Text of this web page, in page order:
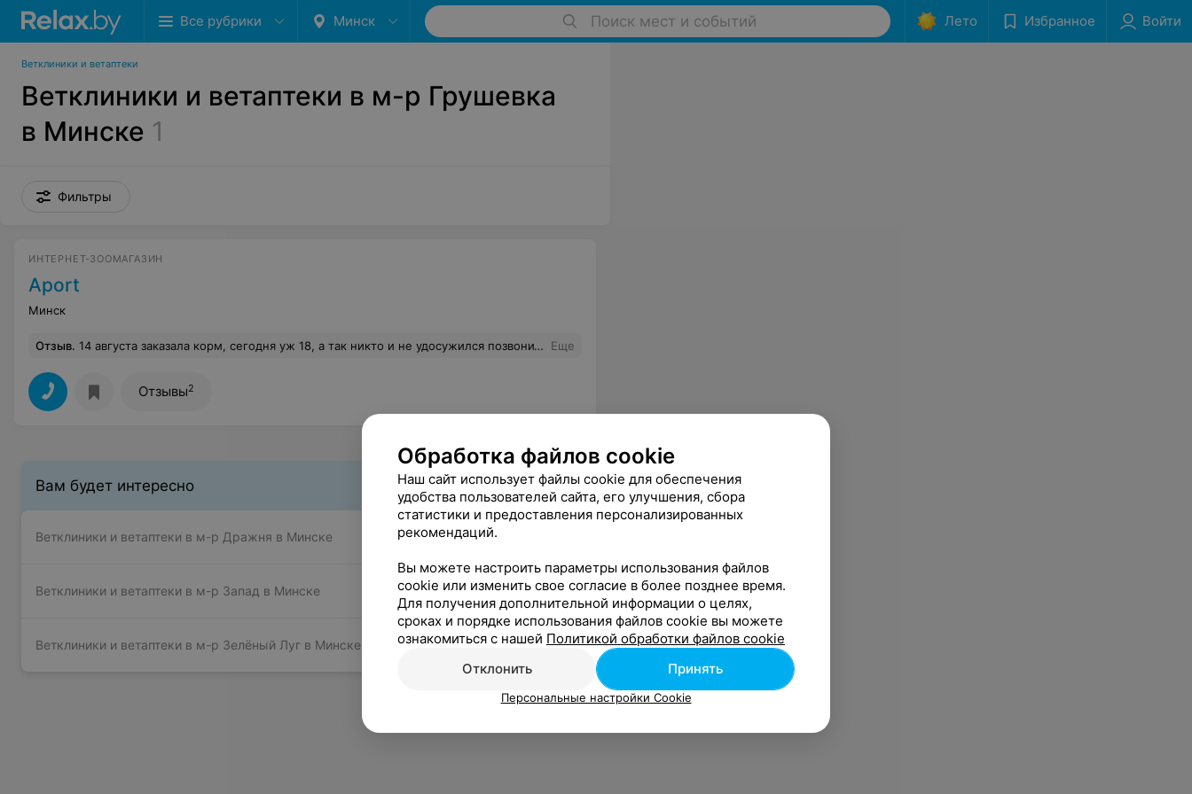
Все рубрики Минск Поиск мест и событий Лето Избранное Войти
Ветклиники и ветаптеки
Ветклиники и ветаптеки в м-р Грушевка
в Минске 1
Фильтры
ИНТЕРНЕТ-ЗООМАГАЗИН
Aport
Минск
Отзыв. 14 августа заказала корм, сегодня уж 18, а так никто и не удосужился позвонить....Толи ждать, толи заказывать в другом магазине... Странная компания... Еще
Отзывы2
Вам будет интересно
Ветклиники и ветаптеки в м-р Дражня в Минске
Ветклиники и ветаптеки в м-р Запад в Минске
Ветклиники и ветаптеки в м-р Зелёный Луг в Минске
Обработка файлов cookie
Наш сайт использует файлы cookie для обеспечения
удобства пользователей сайта, его улучшения, сбора
статистики и предоставления персонализированных
рекомендаций.
Вы можете настроить параметры использования файлов
cookie или изменить свое согласие в более позднее время.
Для получения дополнительной информации о целях,
сроках и порядке использования файлов cookie вы можете
ознакомиться с нашей Политикой обработки файлов cookie
Отклонить
Принять
Персональные настройки Cookie